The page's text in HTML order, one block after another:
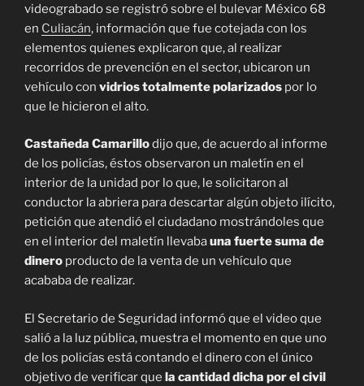
videograbado se registró sobre el bulevar México 68
en Culiacán, información que fue cotejada con los
elementos quienes explicaron que, al realizar
recorridos de prevención en el sector, ubicaron un
vehículo con vidrios totalmente polarizados por lo
que le hicieron el alto.
Castañeda Camarillodijo que, de acuerdo al informe
de los policías, éstos observaron un maletín en el
interior de la unidad por lo que, le solicitaron al
conductor la abriera para descartar algún objeto ilícito,
petición que atendió el ciudadano mostrándoles que
en el interior del maletín llevabauna fuerte suma de
dinero producto de la venta de un vehículo que
acababa de realizar.
El Secretario de Seguridad informó que el video que
salió a la luz pública, muestra el momento en que uno
de los policías está contando el dinero con el único
objetivo de verificar que la cantidad dicha por el civil